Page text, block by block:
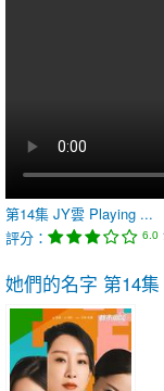
第14集 JY雲 Playing ...
評分：
6.0
她們的名字 第14集